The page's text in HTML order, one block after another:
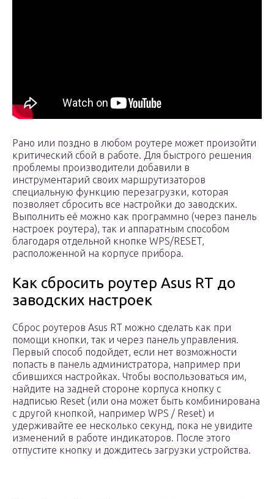
Рано или поздно в любом роутере может произойти
критический сбой в работе. Для быстрого решения
проблемы производители добавили в
инструментарий своих маршрутизаторов
специальную функцию перезагрузки, которая
позволяет сбросить все настройки до заводских.
Выполнить её можно как программно (через панель
настроек роутера), так и аппаратным способом
благодаря отдельной кнопке WPS/RESET,
расположенной на корпусе прибора.
Как сбросить роутер Asus RT до
заводских настроек
Сброс роутеров Asus RT можно сделать как при
помощи кнопки, так и через панель управления.
Первый способ подойдет, если нет возможности
попасть в панель администратора, например при
сбившихся настройках. Чтобы воспользоваться им,
найдите на задней стороне корпуса кнопку с
надписью Reset (или она может быть комбинирована
с другой кнопкой, например WPS / Reset) и
удерживайте ее несколько секунд, пока не увидите
изменений в работе индикаторов. После этого
отпустите кнопку и дождитесь загрузки устройства.